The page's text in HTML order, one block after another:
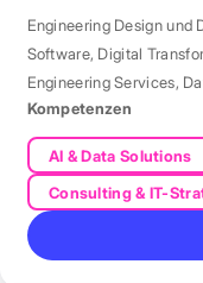
Engineering Design und
Software, Digital
Engineering Services,
Kompetenzen
AI & Data Solutions
Consulting & IT-